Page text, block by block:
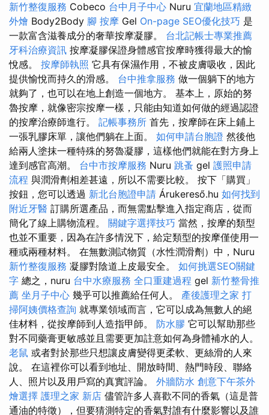
新竹整復服務 Cobeco 台中月子中心 Nuru 宜蘭地區精緻
外燴 Body2Body 腳 按摩 Gel On-page SEO優化技巧 是
一款富含滋養成分的奢華按摩凝膠。 台北記帳士專業推薦
牙科治療資訊 按摩凝膠保證身體感官按摩時獲得最大的愉
悅感。 按摩師執照 它具有保濕作用，不被皮膚吸收，因此
提供愉悅而持久的滑感。 台中推拿服務 做一個躺下的地方
就夠了，也可以在地上創造一個地方。 基本上，原始的努
魯按摩，就像密宗按摩一樣，只能由知道如何做的經過認證
的按摩治療師進行。 記帳事務所 首先，按摩師在床上鋪上
一張乳膠床單，讓他們躺在上面。 如何申請台胞證 然後他
給兩人塗抹一種特殊的努魯凝膠，這樣他們就能在對方身上
達到感官高潮。 台中市按摩服務 Nuru 跳蚤 gel 護照申請
流程 與潤滑劑相差甚遠，所以不需要比較。 按下「購買」
按鈕，您可以透過 新北台胞證申請 Árukereső.hu 如何找到
附近牙醫 訂購所選產品，而無需點擊進入指定商店，從而
簡化了線上購物流程。 關鍵字選擇技巧 當然，按摩的類型
也並不重要，因為在許多情況下，給定類型的按摩僅使用一
種或兩種材料。 在無數測試物質（水性潤滑劑）中，Nuru
新竹整復服務 凝膠對陰道上皮最安全。 如何挑選SEO關鍵
字 總之，nuru 台中水療服務 全口重建過程 gel 新竹整骨推
薦 坐月子中心 幾乎可以推薦給任何人。 產後護理之家 打
掃阿姨價格查詢 就專業領域而言，它可以成為無數人的絕
佳材料，從按摩師到人造指甲師。 防水膠 它可以幫助那些
對不同藥膏更敏感並且需要更加註意如何為身體補水的人。
老鼠 或者對於那些只想讓皮膚變得更柔軟、更絲滑的人來
說。 在這裡你可以看到地址、開放時間、熱門時段、聯絡
人、照片以及用戶寫的真實評論。 外牆防水 創意下午茶外
燴選擇 護理之家 新店 儘管許多人喜歡不同的香氣（這是普
通油的特徵），但要猜測特定的香氣對誰有什麼影響以及誰